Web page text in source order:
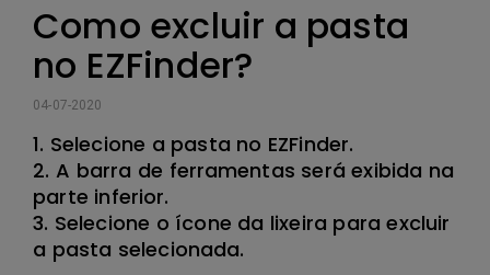
Como excluir a pasta
no EZFinder?
04-07-2020
1. Selecione a pasta no EZFinder.
2. A barra de ferramentas será exibida na
parte inferior.
3. Selecione o ícone da lixeira para excluir
a pasta selecionada.